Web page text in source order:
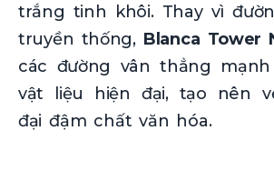
trắng tinh khôi. Thay vì
truyền thống, Blanca Tower
các đường vân thẳng
vật liệu hiện đại, tạo nên
đại đậm chất văn hóa.